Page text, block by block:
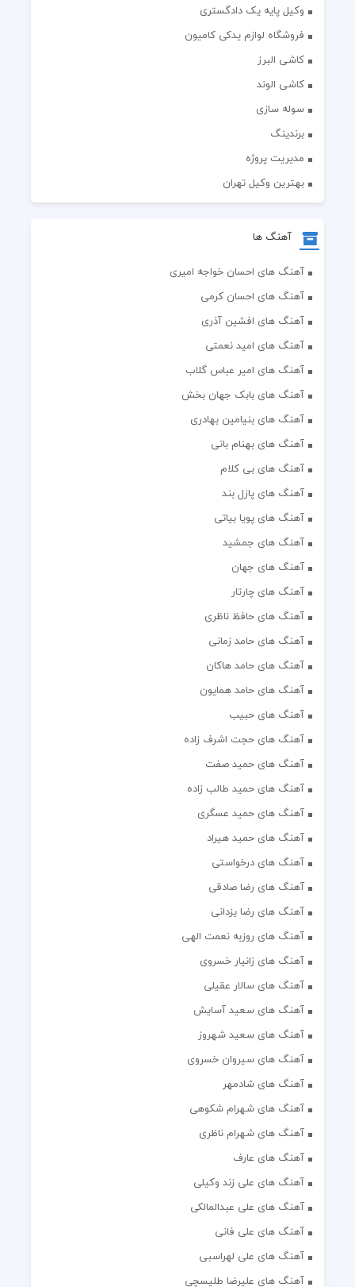
وکیل پایه یک دادگستری
فروشگاه لوازم یدکی کامیون
کاشی البرز
کاشی الوند
سوله سازی
برندینگ
مدیریت پروژه
بهترین وکیل تهران
آهنگ ها
آهنگ های احسان خواجه امیری
آهنگ های احسان کرمی
آهنگ های افشین آذری
آهنگ های امید نعمتی
آهنگ های امیر عباس گلاب
آهنگ های بابک جهان بخش
آهنگ های بنیامین بهادری
آهنگ های بهنام بانی
آهنگ های بی کلام
آهنگ های پازل بند
آهنگ های پویا بیاتی
آهنگ های جمشید
آهنگ های جهان
آهنگ های چارتار
آهنگ های حافظ ناظری
آهنگ های حامد زمانی
آهنگ های حامد هاکان
آهنگ های حامد همایون
آهنگ های حبیب
آهنگ های حجت اشرف زاده
آهنگ های حمید صفت
آهنگ های حمید طالب زاده
آهنگ های حمید عسگری
آهنگ های حمید هیراد
آهنگ های درخواستی
آهنگ های رضا صادقی
آهنگ های رضا یزدانی
آهنگ های روزبه نعمت الهی
آهنگ های زانیار خسروی
آهنگ های سالار عقیلی
آهنگ های سعید آسایش
آهنگ های سعید شهروز
آهنگ های سیروان خسروی
آهنگ های شادمهر
آهنگ های شهرام شکوهی
آهنگ های شهرام ناظری
آهنگ های عارف
آهنگ های علی زند وکیلی
آهنگ های علی عبدالمالکی
آهنگ های علی فانی
آهنگ های علی لهراسبی
آهنگ های علیرضا طلیسچی